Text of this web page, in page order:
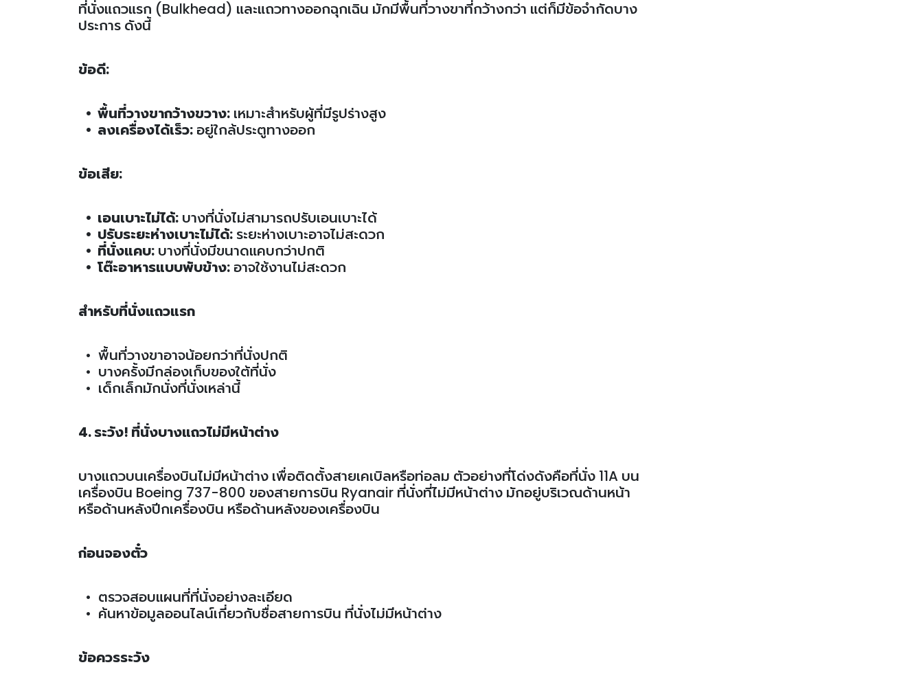
ที่นั่งแถวแรก (Bulkhead) และแถวทางออกฉุกเฉิน มักมีพื้นที่วางขาที่กว้างกว่า แต่ก็มีข้อจำกัดบาง
ประการ ดังนี้
ข้อดี:
• พื้นที่วางขากว้างขวาง: เหมาะสำหรับผู้ที่มีรูปร่างสูง
• ลงเครื่องได้เร็ว: อยู่ใกล้ประตูทางออก
ข้อเสีย:
• เอนเบาะไม่ได้: บางที่นั่งไม่สามารถปรับเอนเบาะได้
• ปรับระยะห่างเบาะไม่ได้: ระยะห่างเบาะอาจไม่สะดวก
• ที่นั่งแคบ: บางที่นั่งมีขนาดแคบกว่าปกติ
• โต๊ะอาหารแบบพับข้าง: อาจใช้งานไม่สะดวก
สำหรับที่นั่งแถวแรก
• พื้นที่วางขาอาจน้อยกว่าที่นั่งปกติ
• บางครั้งมีกล่องเก็บของใต้ที่นั่ง
• เด็กเล็กมักนั่งที่นั่งเหล่านี้
4. ระวัง! ที่นั่งบางแถวไม่มีหน้าต่าง
บางแถวบนเครื่องบินไม่มีหน้าต่าง เพื่อติดตั้งสายเคเบิลหรือท่อลม ตัวอย่างที่โด่งดังคือที่นั่ง 11A บน
เครื่องบิน Boeing 737-800 ของสายการบิน Ryanair ที่นั่งที่ไม่มีหน้าต่าง มักอยู่บริเวณด้านหน้า
หรือด้านหลังปีกเครื่องบิน หรือด้านหลังของเครื่องบิน
ก่อนจองตั๋ว
• ตรวจสอบแผนที่ที่นั่งอย่างละเอียด
• ค้นหาข้อมูลออนไลน์เกี่ยวกับชื่อสายการบิน ที่นั่งไม่มีหน้าต่าง
ข้อควรระวัง